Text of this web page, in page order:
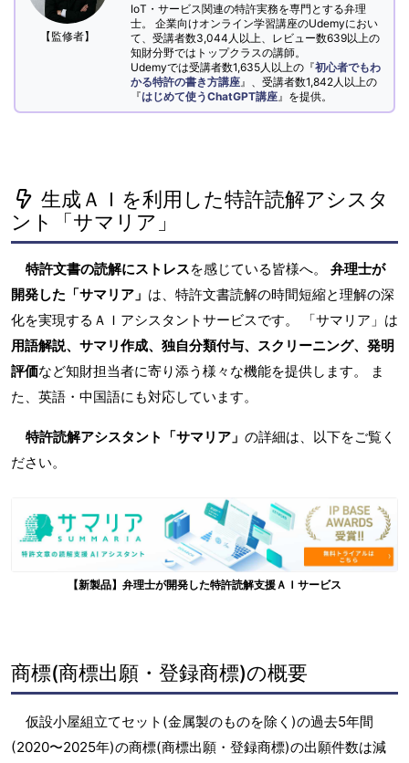
【監修者】
IoT・サービス関連の特許実務を専門とする弁理
士。 企業向けオンライン学習講座のUdemyにおい
て、受講者数3,044人以上、レビュー数639以上の
知財分野ではトップクラスの講師。
Udemyでは受講者数1,635人以上の『初心者でもわ
かる特許の書き方講座 』、受講者数1,842人以上の
『はじめて使うChatGPT講座 』を提供。
生成ＡＩを利用した特許読解アシスタ
ント「サマリア」
特許文書の読解にストレスを感じている皆様へ。 弁理士が
開発した「サマリア」 は、特許文書読解の時間短縮と理解の深
化を実現するＡＩアシスタントサービスです。 「サマリア」は
用語解説、サマリ作成、独自分類付与、スクリーニング、発明
評価など知財担当者に寄り添う様々な機能を提供します。 ま
た、英語・中国語にも対応しています。
特許読解アシスタント「サマリア」 の詳細は、以下をご覧く
ださい。
【新製品】弁理士が開発した特許読解支援ＡＩサービス
商標(商標出願・登録商標)の概要
仮設小屋組立てセット(金属製のものを除く)の過去5年間
(2020〜2025年)の商標(商標出願・登録商標)の出願件数は減